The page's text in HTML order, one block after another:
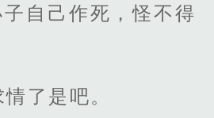
自己作死，怪不得
了是吧。